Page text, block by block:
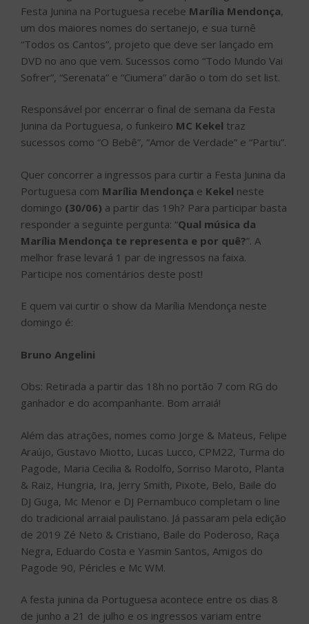
Festa Junina na Portuguesa recebe Marília Mendonça,
um dos maiores nomes do sertanejo, e sua turnê
“Todos os Cantos”, projeto que deve ser lançado em
DVD no ano que vem. Sucessos como “Todo Mundo Vai
Sofrer”, “Serenata” e “Ciumera” darão o tom do set list.
Responsável por encerrar o final de semana da Festa
Junina da Portuguesa, o funkeiro MC Kekel traz
sucessos como “O Bebê”, “Amor de Verdade” e “Partiu”.
Quer concorrer a ingressos para curtir a Festa Junina da
Portuguesa com Marília Mendonça e Kekel neste
domingo (30/06) a partir das 19h? Para participar basta
responder a seguinte pergunta: “Qual música da
Marília Mendonça te representa e por quê?”. A
melhor frase levará 1 par de ingressos na faixa.
Participe nos comentários deste post!
E quem vai curtir o show da Marília Mendonça neste
domingo é:
Bruno Angelini
Obs: Retirada a partir das 18h no portão 7 com RG do
ganhador e do acompanhante. Bom arraiá!
Além das atrações, nomes como Jorge & Mateus, Felipe
Araújo, Gustavo Miotto, Lucas Lucco, CPM22, Turma do
Pagode, Maria Cecilia & Rodolfo, Sorriso Maroto, Planta
& Raiz, Hungria, Ira, Jerry Smith, Pixote, Belo, Baile do
DJ Guga, Mc Menor e DJ Pernambuco completam o line
do tradicional arraial paulistano. Já passaram pela edição
de 2019 Zé Neto & Cristiano, Baile do Poderoso, Raça
Negra, Eduardo Costa e Yasmin Santos, Amigos do
Pagode 90, Péricles e Mc WM.
A festa junina da Portuguesa acontece entre os dias 8
de junho a 21 de julho e os ingressos variam entre